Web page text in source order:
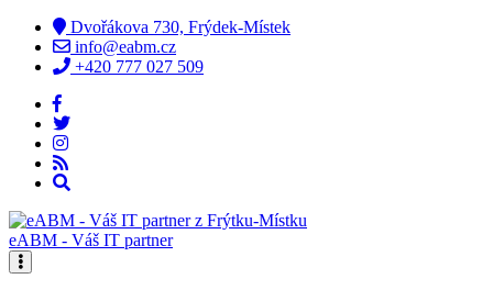
Dvořákova 730, Frýdek-Místek
info@eabm.cz
+420 777 027 509
eABM - Váš IT partner